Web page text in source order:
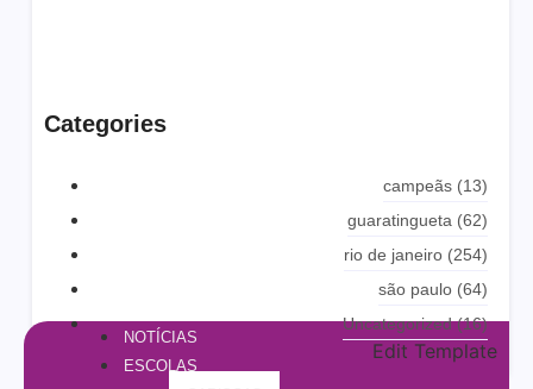
Categories
campeãs (13)
guaratingueta (62)
rio de janeiro (254)
são paulo (64)
Uncategorized(16)
Edit Template
NOTÍCIAS
ESCOLAS